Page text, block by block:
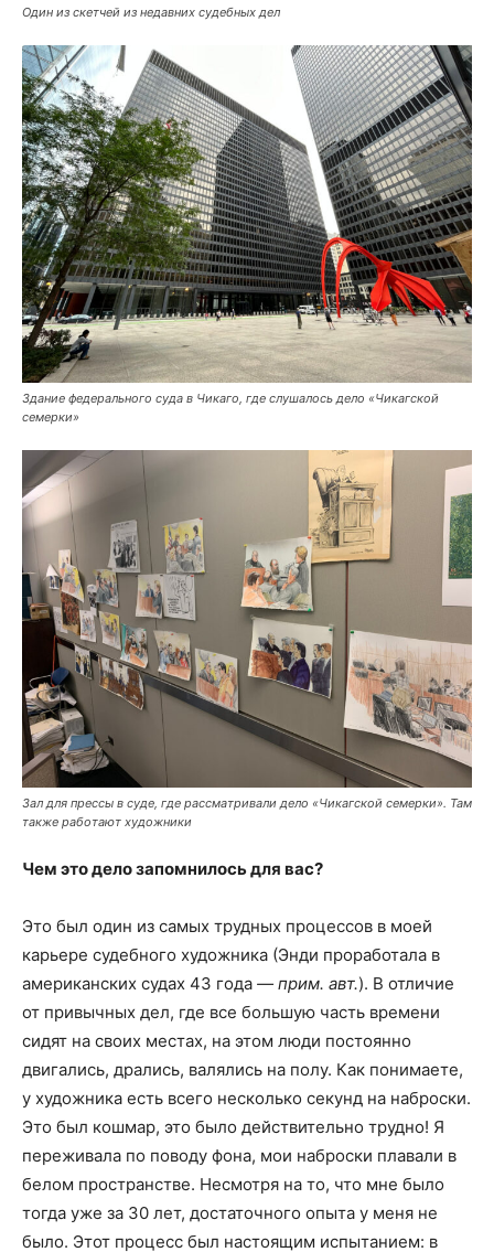
Один из скетчей из недавних судебных дел
Здание федерального суда в Чикаго, где слушалось дело «Чикагской
семерки»
Зал для прессы в суде, где рассматривали дело «Чикагской семерки». Там
также работают художники
Чем это дело запомнилось для вас?
Это был один из самых трудных процессов в моей
карьере судебного художника (Энди проработала в
американских судах 43 года — прим. авт.). В отличие
от привычных дел, где все большую часть времени
сидят на своих местах, на этом люди постоянно
двигались, дрались, валялись на полу. Как понимаете,
у художника есть всего несколько секунд на наброски.
Это был кошмар, это было действительно трудно! Я
переживала по поводу фона, мои наброски плавали в
белом пространстве. Несмотря на то, что мне было
тогда уже за 30 лет, достаточного опыта у меня не
было. Этот процесс был настоящим испытанием: в